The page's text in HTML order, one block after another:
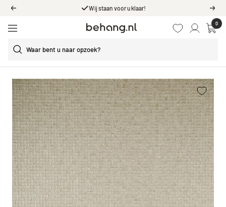
naar
content
Vorige
Wij staan voor u klaar!
0
Behang.nl
Navigatie